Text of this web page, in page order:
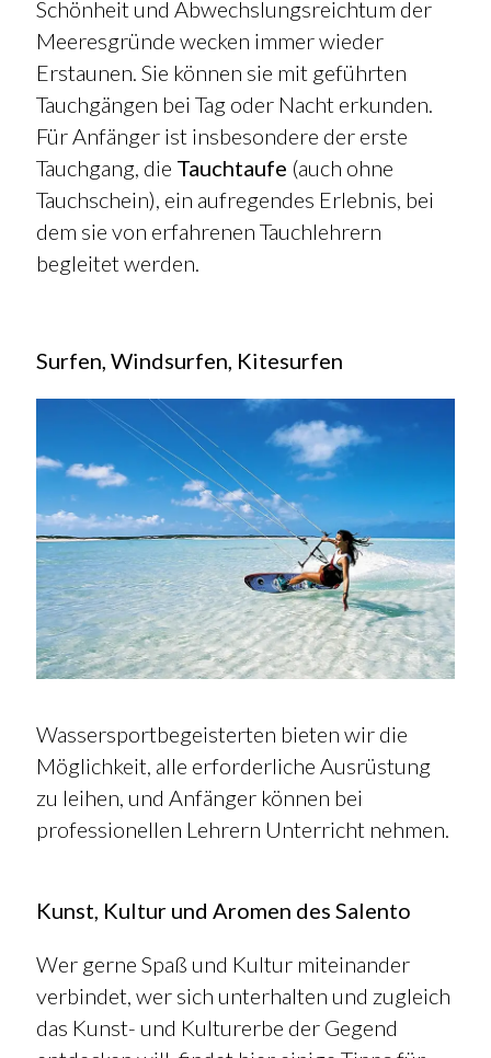
Schönheit und Abwechslungsreichtum der
Meeresgründe wecken immer wieder
Erstaunen. Sie können sie mit geführten
Tauchgängen bei Tag oder Nacht erkunden.
Für Anfänger ist insbesondere der erste
Tauchgang, die Tauchtaufe (auch ohne
Tauchschein), ein aufregendes Erlebnis, bei
dem sie von erfahrenen Tauchlehrern
begleitet werden.
Surfen, Windsurfen, Kitesurfen
Wassersportbegeisterten bieten wir die
Möglichkeit, alle erforderliche Ausrüstung
zu leihen, und Anfänger können bei
professionellen Lehrern Unterricht nehmen.
Kunst, Kultur und Aromen des Salento
Wer gerne Spaß und Kultur miteinander
verbindet, wer sich unterhalten und zugleich
das Kunst- und Kulturerbe der Gegend